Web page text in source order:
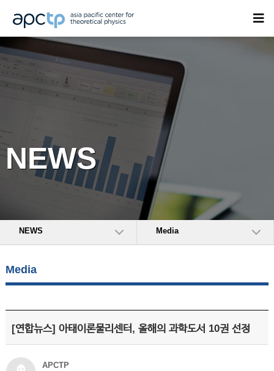
NEWS
NEWS Media
Media
[연합뉴스] 아태이론물리센터, 올해의 과학도서 10권 선정
APCTP